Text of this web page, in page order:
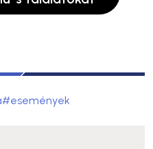
#események